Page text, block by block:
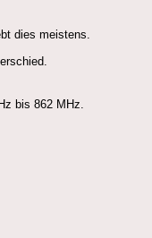
dies meistens.
bis 862 MHz.